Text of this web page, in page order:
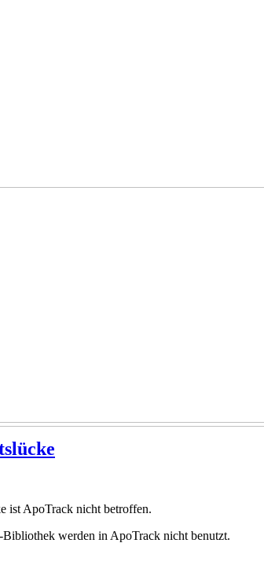
ist ApoTrack nicht betroffen.
werden in ApoTrack nicht benutzt.